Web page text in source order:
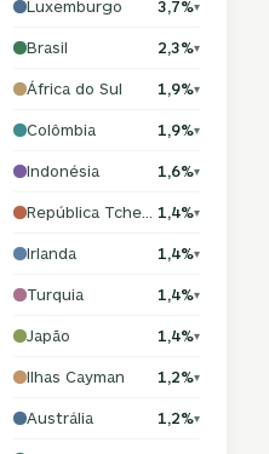
Luxemburgo 3,7%▾
Brasil 2,3%▾
África do Sul 1,9%▾
Colômbia 1,9%▾
Indonésia 1,6%▾
1,4%▾
Irlanda 1,4%▾
Turquia 1,4%▾
Japão 1,4%▾
Ilhas Cayman 1,2%▾
Austrália 1,2%▾